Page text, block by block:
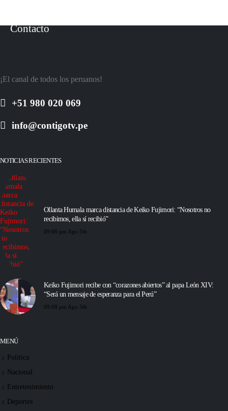
Contacto
¡El canal de todos los peruanos!
+51 980 020 069
info@contigotv.pe
NOTICIAS RECIENTES
Ollanta Humala marca distancia de Keiko Fujimori: “Nosotros no
recibimos, ella sí recibió”
09:08 pm Ago 5th
Keiko Fujimori recibe con “corazones abiertos” al papa León XIV:
“Será un mensaje de esperanza para el Perú”
09:08 pm Ago 5th
MENÚ
Política
Nacional
Entretenimiento
Deportes